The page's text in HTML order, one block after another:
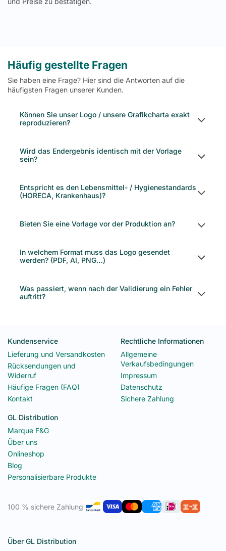
Häufig gestellte Fragen
Sie haben eine Frage? Hier sind die Antworten auf die
häufigsten Fragen unserer Kunden.
Können Sie unser Logo / unsere Grafikcharta exakt
reproduzieren?
Wird das Endergebnis identisch mit der Vorlage
sein?
Entspricht es den Lebensmittel- / Hygienestandards
(HORECA, Krankenhaus)?
Bieten Sie eine Vorlage vor der Produktion an?
In welchem Format muss das Logo gesendet
werden? (PDF, AI, PNG…)
Was passiert, wenn nach der Validierung ein Fehler
auftritt?
Kundenservice
Lieferung und Versandkosten
Rücksendungen und
Widerruf
Häufige Fragen (FAQ)
Kontakt
Rechtliche Informationen
Allgemeine
Verkaufsbedingungen
Impressum
Datenschutz
Sichere Zahlung
GL Distribution
Marque F&G
Über uns
Onlineshop
Blog
Personalisierbare Produkte
100 % sichere Zahlung
Über GL Distribution